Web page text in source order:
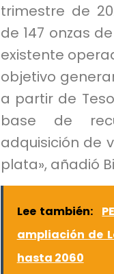
trimestre de
de 147 onzas
existente
objetivo
a partir de
base de
adquisición de
plata», añadió
Lee también:
ampliación de
hasta 2060